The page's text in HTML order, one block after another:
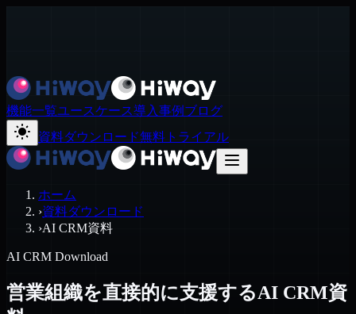
機能一覧ユースケース導入事例 ブログ
資料ダウンロード無料トライアル
ホーム
›資料ダウンロード
›AI CRM資料
AI CRM Download
営業組織を直接的に支援するAI CRM資